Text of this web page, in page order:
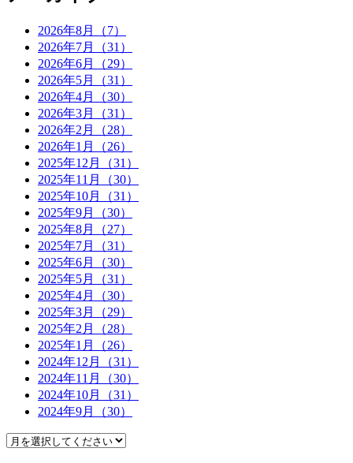
2026年8月（7）
2026年7月（31）
2026年6月（29）
2026年5月（31）
2026年4月（30）
2026年3月（31）
2026年2月（28）
2026年1月（26）
2025年12月（31）
2025年11月（30）
2025年10月（31）
2025年9月（30）
2025年8月（27）
2025年7月（31）
2025年6月（30）
2025年5月（31）
2025年4月（30）
2025年3月（29）
2025年2月（28）
2025年1月（26）
2024年12月（31）
2024年11月（30）
2024年10月（31）
2024年9月（30）